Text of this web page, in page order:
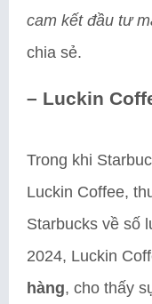
cam kết đầu tư
chia sẻ.
– Luckin
Trong khi
Luckin Coffee,
Starbucks về số
2024, Luckin
hàng, cho thấy